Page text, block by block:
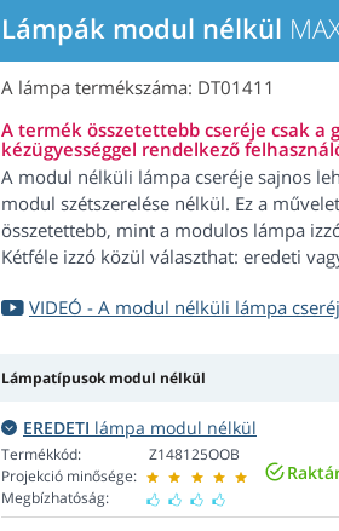
Lámpák modul nélkül
A lámpa termékszáma: DT01411
A termék összetettebb cseréje csak a
kézügyességgel rendelkező
A modul nélküli lámpa cseréje sajnos
modul szétszerelése nélkül. Ez a
összetettebb, mint a modulos lámpa
Kétféle izzó közül választhat: eredeti
VIDEÓ - A modul nélküli lámpa
Lámpatípusok modul nélkül
EREDETI lámpa modul nélkül
Termékkód:
Projekció minősége:
Megbízhatóság:
Z148125OOB